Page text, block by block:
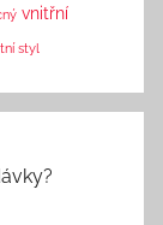
vnitřní
styl